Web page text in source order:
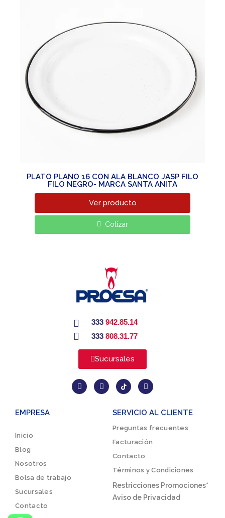
PLATO PLANO 16 CON ALA BLANCO JASP FILO
FILO NEGRO- MARCA SANTA ANITA
Ver producto
Cotizar
333 942.85.14
333 808.31.77
Sucursales
EMPRESA
Inicio
Blog
Nosotros
Bolsa de trabajo
Sucursales
Contacto
SERVICIO AL CLIENTE
Preguntas frecuentes
Facturación
Contacto
Términos y Condiciones
Restricciones Promociones*
Aviso de Privacidad